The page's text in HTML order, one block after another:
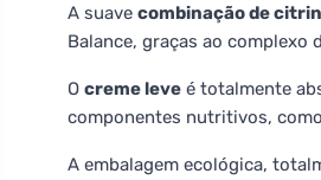
A suave combinação de
Balance, graças ao complexo
O creme leve é totalmente
componentes nutritivos,
A embalagem ecológica,